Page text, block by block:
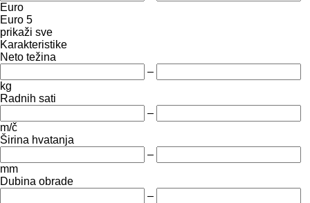
Euro
Euro 5
prikaži sve
Karakteristike
Neto težina
–
kg
Radnih sati
–
m/č
Širina hvatanja
–
mm
Dubina obrade
–